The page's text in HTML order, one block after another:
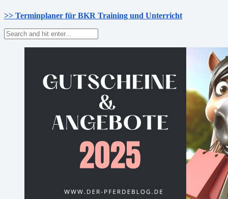
>> Terminplaner für BKR Training und Unterricht